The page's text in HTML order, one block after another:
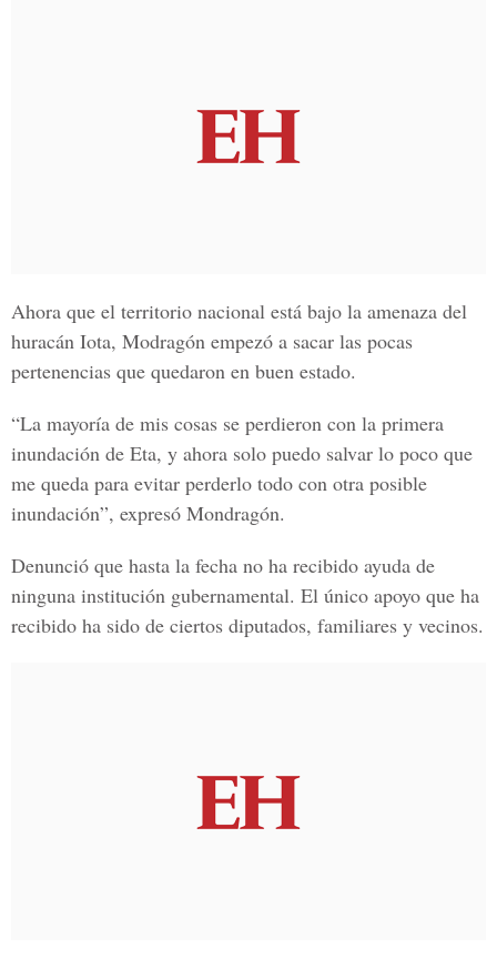
Ahora que el territorio nacional está bajo la amenaza del
huracán Iota, Modragón empezó a sacar las pocas
pertenencias que quedaron en buen estado.
“La mayoría de mis cosas se perdieron con la primera
inundación de Eta, y ahora solo puedo salvar lo poco que
me queda para evitar perderlo todo con otra posible
inundación”, expresó Mondragón.
Denunció que hasta la fecha no ha recibido ayuda de
ninguna institución gubernamental. El único apoyo que ha
recibido ha sido de ciertos diputados, familiares y vecinos.